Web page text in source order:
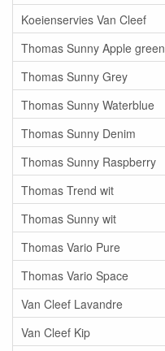
Koeienservies Van Cleef
Thomas Sunny Apple green
Thomas Sunny Grey
Thomas Sunny Waterblue
Thomas Sunny Denim
Thomas Sunny Raspberry
Thomas Trend wit
Thomas Sunny wit
Thomas Vario Pure
Thomas Vario Space
Van Cleef Lavandre
Van Cleef Kip